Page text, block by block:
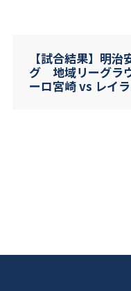
【試合結果】明
グ 地域リーグラ
ーロ宮崎 vs レイラ